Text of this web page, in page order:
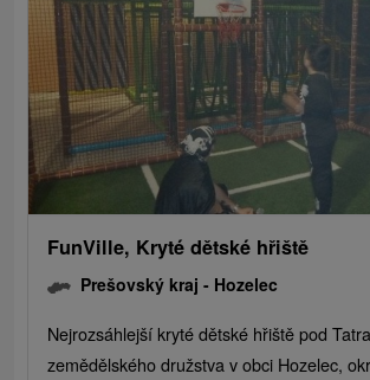
FunVille, Kryté dětské hřiště
Prešovský kraj - Hozelec
Nejrozsáhlejší kryté dětské hřiště pod
zemědělského družstva v obci Hozelec,